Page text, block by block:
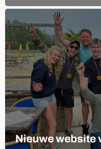
Nieuwe website